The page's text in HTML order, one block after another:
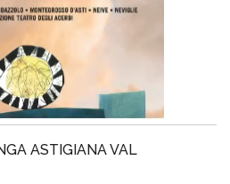
ASTIGIANA VAL